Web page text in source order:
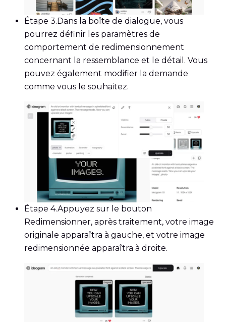
Étape 3.Dans la boîte de dialogue, vous
pourrez définir les paramètres de
comportement de redimensionnement
concernant la ressemblance et le détail. Vous
pouvez également modifier la demande
comme vous le souhaitez.
Étape 4.Appuyez sur le bouton
Redimensionner, après traitement, votre image
originale apparaîtra à gauche, et votre image
redimensionnée apparaîtra à droite.